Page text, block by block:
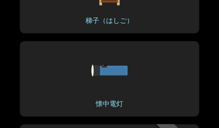
梯子（はしご）
懐中電灯